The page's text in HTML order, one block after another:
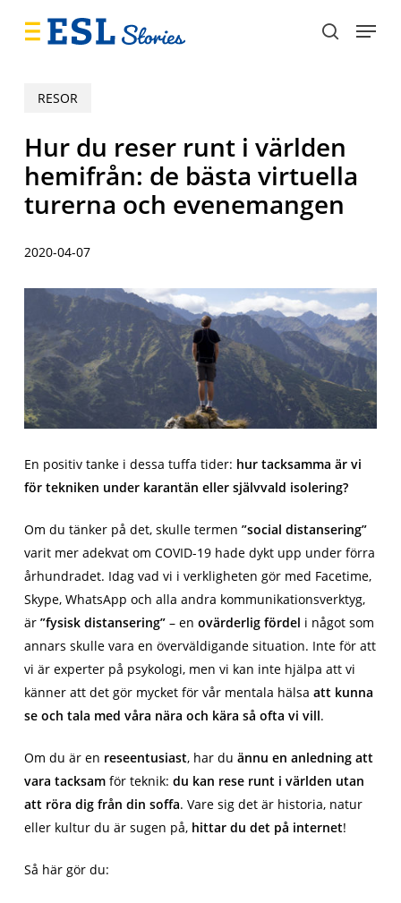
search
Menu
RESOR
Hur du reser runt i världen
hemifrån: de bästa virtuella
turerna och evenemangen
2020-04-07
En positiv tanke i dessa tuffa tider: hur tacksamma är vi
för tekniken under karantän eller självvald isolering?
Om du tänker på det, skulle termen ”social distansering”
varit mer adekvat om COVID-19 hade dykt upp under förra
århundradet. Idag vad vi i verkligheten gör med Facetime,
Skype, WhatsApp och alla andra kommunikationsverktyg,
är ”fysisk distansering”– en ovärderlig fördel i något som
annars skulle vara en överväldigande situation. Inte för att
vi är experter på psykologi, men vi kan inte hjälpa att vi
känner att det gör mycket för vår mentala hälsa att kunna
se och tala med våra nära och kära så ofta vi vill.
Om du är en reseentusiast, har du ännu en anledning att
vara tacksamför teknik: du kan rese runt i världen utan
att röra dig från din soffa. Vare sig det är historia, natur
eller kultur du är sugen på, hittar du det på internet!
Så här gör du: